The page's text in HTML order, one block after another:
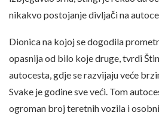
nikakvo postojanje divljači na
Dionica na kojoj se dogodila
opasnija od bilo koje druge, tvrdi
autocesta, gdje se razvijaju veće
Svake je godine sve veći. Tom
ogroman broj teretnih vozila i